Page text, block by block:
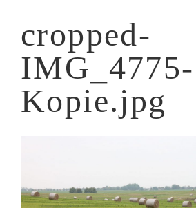
cropped-
IMG_4775-
Kopie.jpg